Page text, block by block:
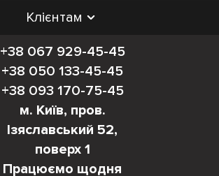
Клієнтам
+38 067 929-45-45
+38 050 133-45-45
+38 093 170-75-45
м. Київ, пров.
Ізяславський 52,
поверх 1
Працюємо щодня